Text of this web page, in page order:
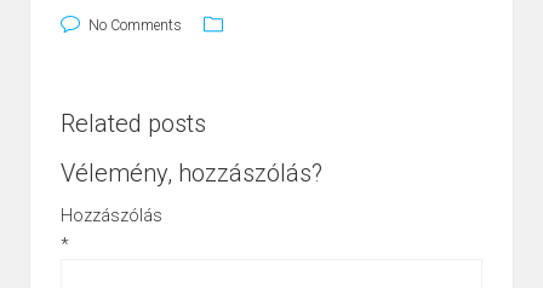
No Comments
Related posts
Vélemény, hozzászólás?
Hozzászólás
*